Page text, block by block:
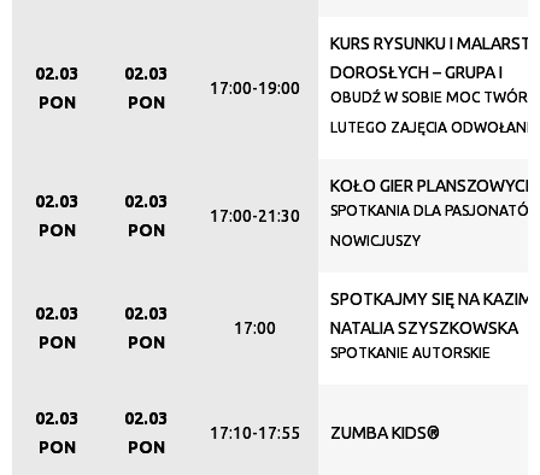
02.03
PON
02.03
PON
17:00-19:00
KURS RYSUNKU I
DOROSŁYCH – GRUPA I
OBUDŹ W SOBIE MOC
LUTEGO ZAJĘCIA ODWOŁANE
02.03
PON
02.03
PON
17:00-21:30
KOŁO GIER PLANSZOWYCH
SPOTKANIA DLA
NOWICJUSZY
02.03
PON
02.03
PON
17:00
SPOTKAJMY SIĘ NA
NATALIA SZYSZKOWSKA
SPOTKANIE AUTORSKIE
02.03
PON
02.03
PON
17:10-17:55 ZUMBA KIDS®